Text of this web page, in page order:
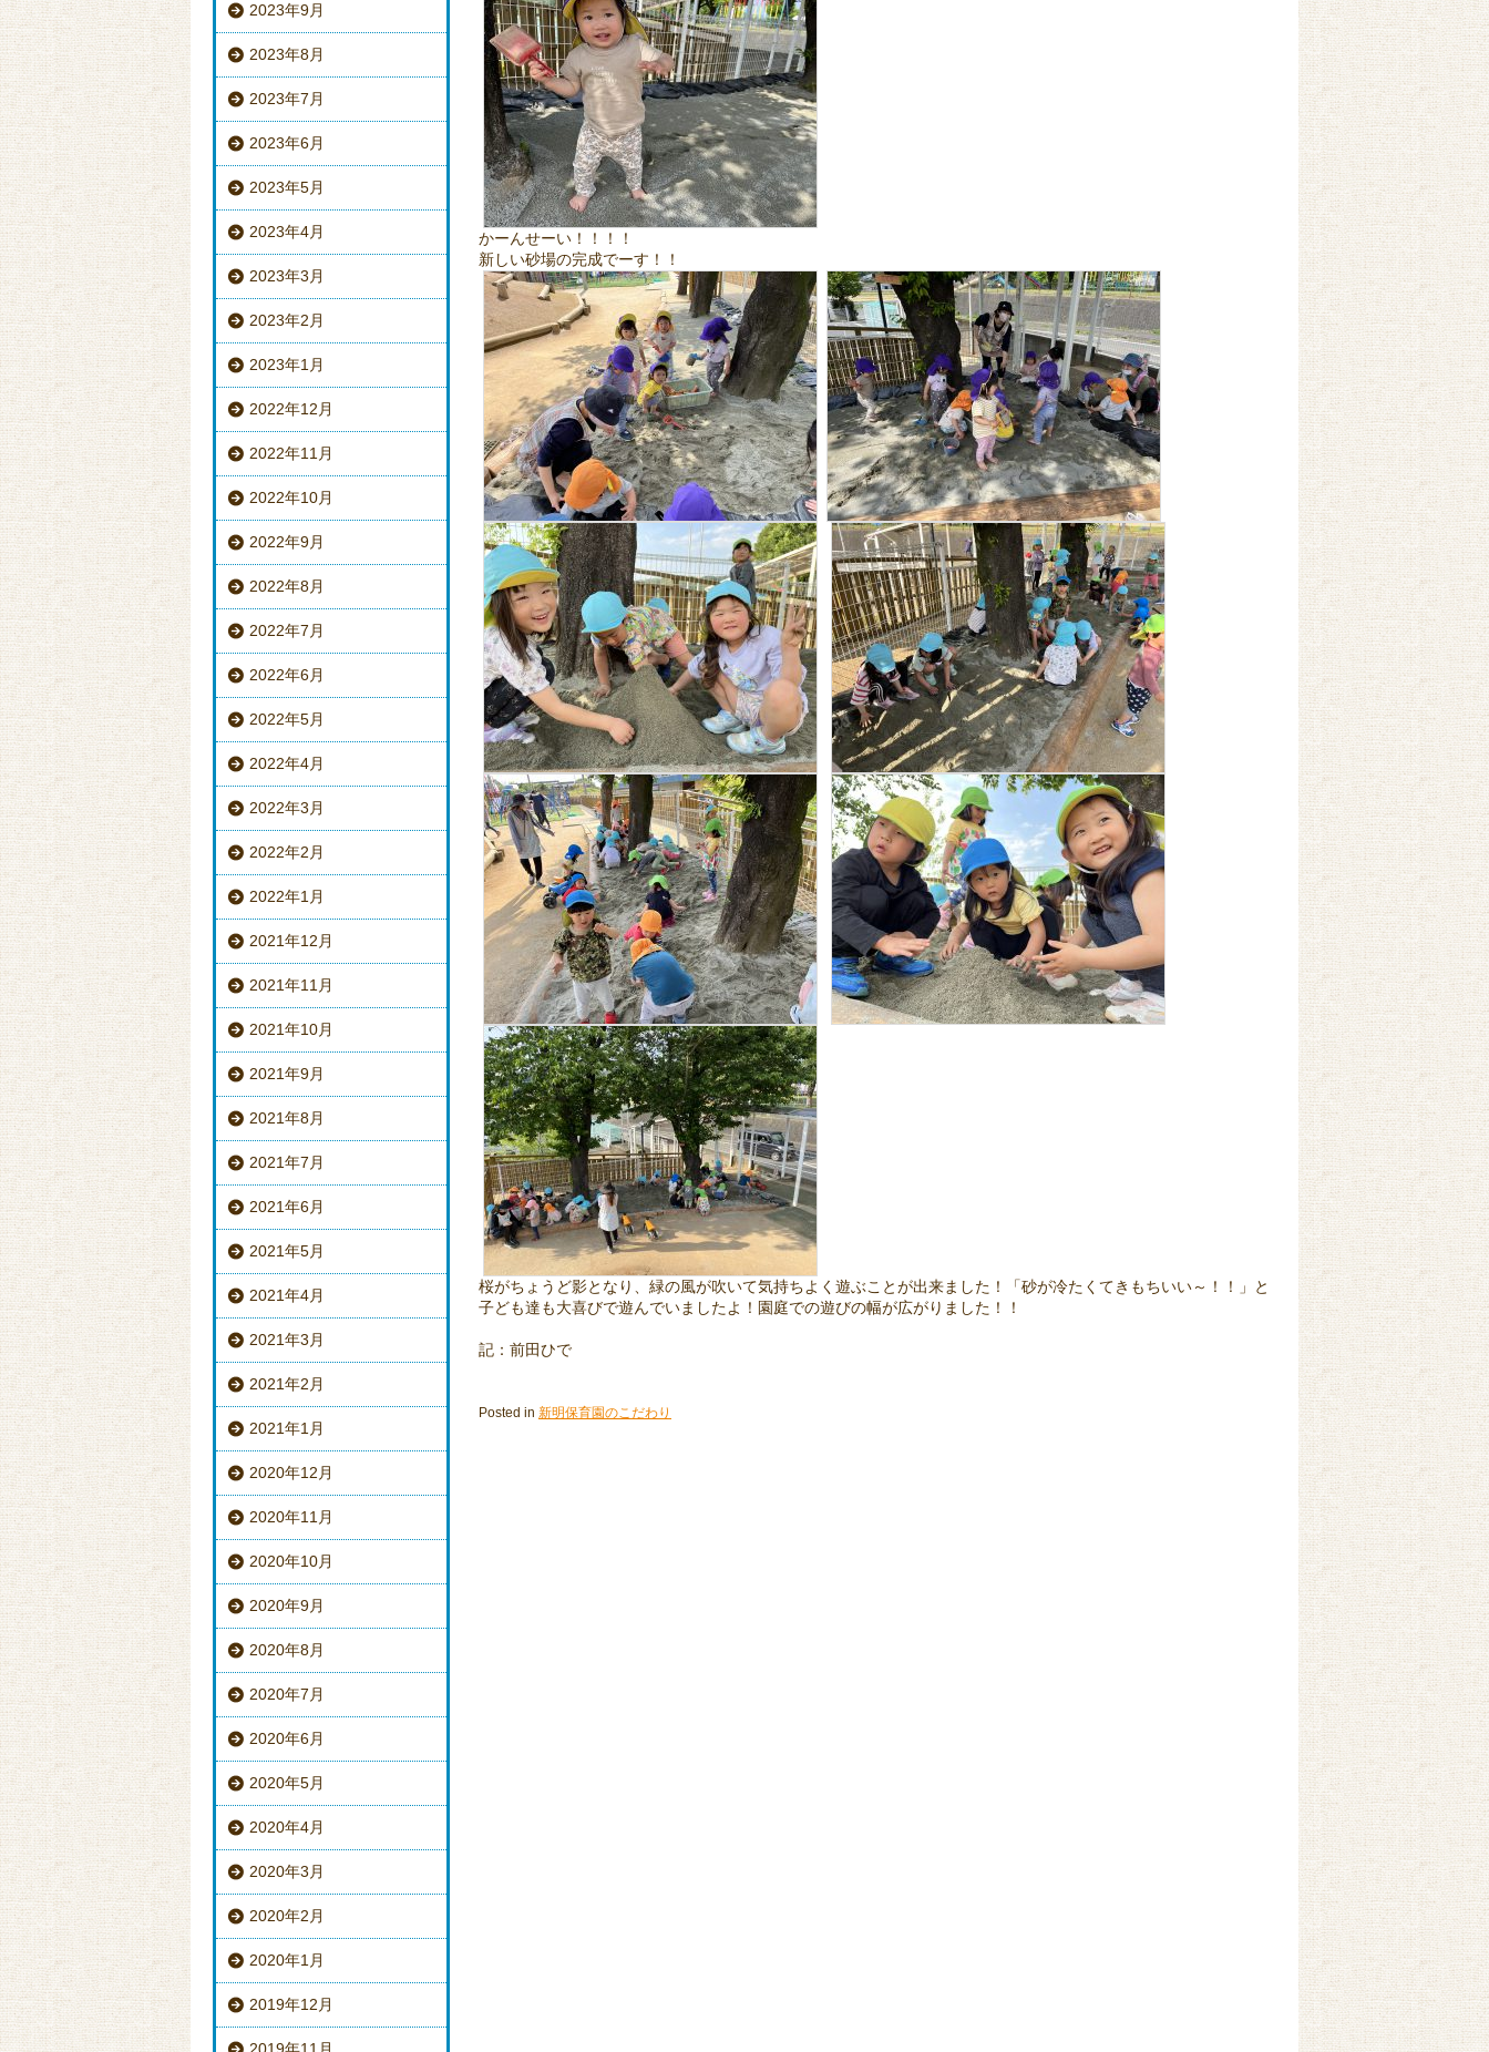
2023年9月
2023年8月
2023年7月
2023年6月
2023年5月
2023年4月
2023年3月
2023年2月
2023年1月
2022年12月
2022年11月
2022年10月
2022年9月
2022年8月
2022年7月
2022年6月
2022年5月
2022年4月
2022年3月
2022年2月
2022年1月
2021年12月
2021年11月
2021年10月
2021年9月
2021年8月
2021年7月
2021年6月
2021年5月
2021年4月
2021年3月
2021年2月
2021年1月
2020年12月
2020年11月
2020年10月
2020年9月
2020年8月
2020年7月
2020年6月
2020年5月
2020年4月
2020年3月
2020年2月
2020年1月
2019年12月
かーんせーい！！！！
新しい砂場の完成でーす！！
桜がちょうど影となり、緑の風が吹いて気持ちよく遊ぶことが出来ました！「砂が冷たくてきもちいい～！！」と
子ども達も大喜びで遊んでいましたよ！園庭での遊びの幅が広がりました！！
記：前田ひで
Posted in 新明保育園のこだわり